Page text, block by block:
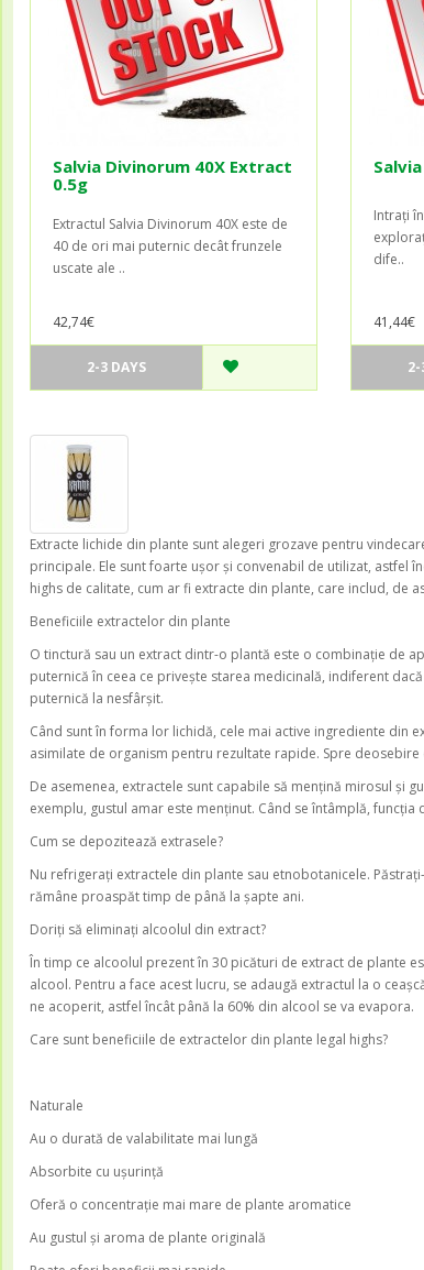
Salvia Divinorum 40X Extract
0.5g
Extractul Salvia Divinorum 40X este de
40 de ori mai puternic decât frunzele
uscate ale ..
42,74€
2-3 DAYS
Intrați
dife..
41,44€
2-
Extracte lichide din plante sunt alegeri grozave pentru
principale. Ele sunt foarte ușor și convenabil de utilizat, astfel
highs de calitate, cum ar fi extracte din plante, care includ, de
Beneficiile extractelor din plante
O tinctură sau un extract dintr-o plantă este o combinație de
puternică în ceea ce privește starea medicinală, indiferent
puternică la nesfârșit.
Când sunt în forma lor lichidă, cele mai active ingrediente din
asimilate de organism pentru rezultate rapide. Spre
De asemenea, extractele sunt capabile să mențină mirosul și
exemplu, gustul amar este menținut. Când se întâmplă, funcția
Cum se depozitează extrasele?
Nu refrigerați extractele din plante sau etnobotanicele.
rămâne proaspăt timp de până la șapte ani.
Doriți să eliminați alcoolul din extract?
În timp ce alcoolul prezent în 30 picături de extract de plante
alcool. Pentru a face acest lucru, se adaugă extractul la o
ne acoperit, astfel încât până la 60% din alcool se va evapora.
Care sunt beneficiile de extractelor din plante legal highs?
Naturale
Au o durată de valabilitate mai lungă
Absorbite cu ușurință
Oferă o concentrație mai mare de plante aromatice
Au gustul și aroma de plante originală